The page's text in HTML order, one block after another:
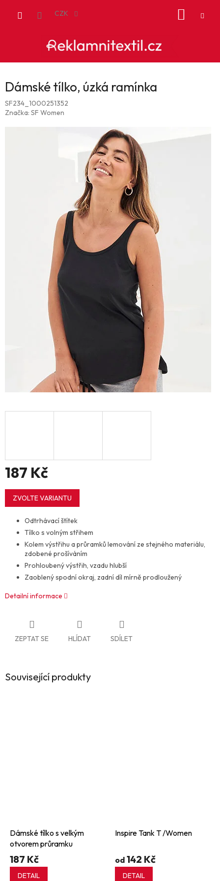
CZK
Dámské tílko, úzká ramínka
SF234_1000251352
Značka: SF Women
187 Kč
Měrná
cena:
ZVOLTE VARIANTU
Odtrhávací štítek
Tílko s volným střihem
Kolem výstřihu a průramků lemování ze stejného materiálu,
zdobené prošíváním
Prohloubený výstřih, vzadu hlubší
Zaoblený spodní okraj, zadní díl mírně prodloužený
Detailní informace
ZEPTAT SE HLÍDAT SDÍLET
Související produkty
Dámské tílko s velkým
otvorem průramku
187 Kč
DETAIL
Inspire Tank T /Women
od 142 Kč
DETAIL